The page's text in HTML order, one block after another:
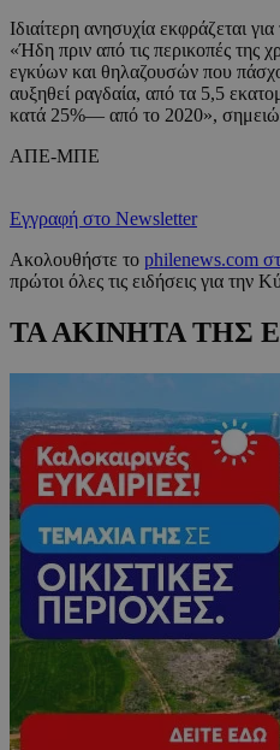
Ιδιαίτερη ανησυχία εκφράζεται για
«Ήδη πριν από τις περικοπές της
εγκύων και θηλαζουσών που
αυξηθεί ραγδαία, από τα 5,5
κατά 25%— από το 2020»,
ΑΠΕ-ΜΠΕ
Εγγραφή στο Newsletter
Ακολουθήστε το philenews.com
πρώτοι όλες τις ειδήσεις για την
ΤΑ ΑΚΙΝΗΤΑ ΤΗΣ